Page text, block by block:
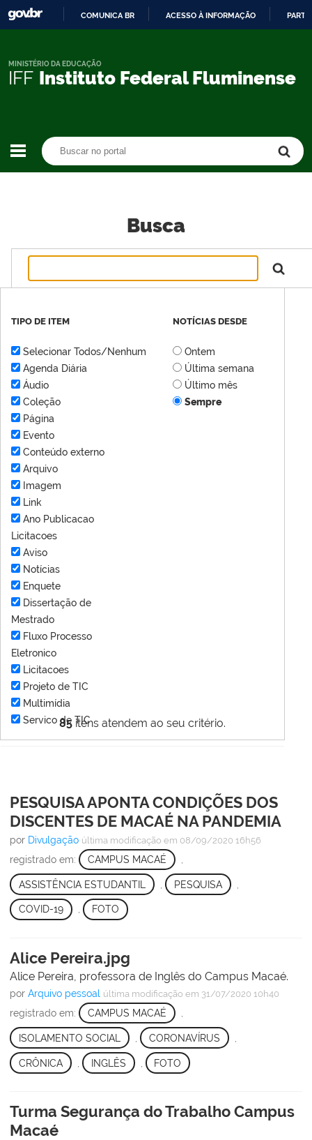
CONTEÚDO
COMUNICA BR ACESSO À INFORMAÇÃO
IFF Instituto Federal Fluminense
MINISTÉRIO DA EDUCAÇÃO
Busca
85 itens atendem ao seu critério.
TIPO DE ITEM
Selecionar Todos/Nenhum
Agenda Diária
Áudio
Coleção
Página
Evento
Conteúdo externo
Arquivo
Imagem
Link
Ano Publicacao
Licitacoes
Aviso
Notícias
Enquete
Dissertação de
Mestrado
Fluxo Processo
Eletronico
Licitacoes
Projeto de TIC
Multimídia
Servico de TIC
NOTÍCIAS DESDE
Ontem
Última semana
Último mês
Sempre
PESQUISA APONTA CONDIÇÕES DOS
DISCENTES DE MACAÉ NA PANDEMIA
por Divulgação última modificação em 08/09/2020 16h56
registrado em: CAMPUS MACAÉ
ASSISTÊNCIA ESTUDANTIL PESQUISA
COVID-19 , FOTO
Alice Pereira.jpg
Alice Pereira, professora de Inglês do Campus Macaé.
por Arquivo pessoal última modificação em 31/07/2020 10h40
registrado em: CAMPUS MACAÉ
ISOLAMENTO SOCIAL CORONAVÍRUS
CRÔNICA INGLÊS FOTO
Turma Segurança do Trabalho Campus
Macaé